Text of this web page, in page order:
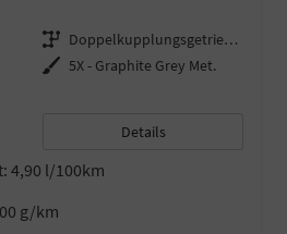
Getriebe
Doppelkupplungsgetriebe (DSG)
Außenfarbe 5X - Graphite Grey Met.
Details
4,90 l/100km
g/km